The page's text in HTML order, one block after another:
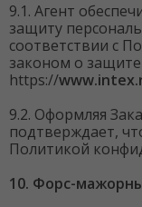
9.1. Агент
защиту
соответствии с
законом о
https://
9.2. Оформляя
подтверждает,
Политикой
10. Форс-